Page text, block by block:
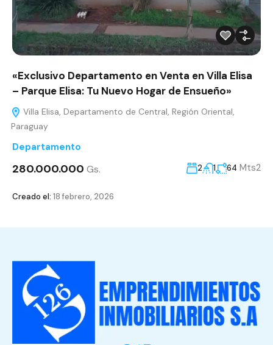
«Exclusivo Departamento en Venta en Villa Elisa
– Parque Elisa: Tu Nuevo Hogar de Ensueño»
Villa Elisa, Departamento de Central, Región Oriental,
Paraguay
Departamento
280.000.000 Gs. 2 1 64 Mts2
Creado el: 18 febrero, 2026